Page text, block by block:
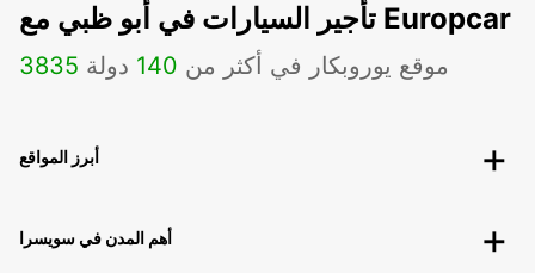
تأجير السيارات في أبو ظبي مع Europcar
3835 موقع يوروبكار في أكثر من 140 دولة
أبرز المواقع
أهم المدن في سويسرا